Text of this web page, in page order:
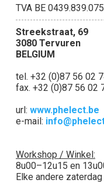
TVA BE 0439.839.075
Streekstraat, 69
3080 Tervuren
BELGIUM
tel. +32 (0)87 56 02
fax. +32 (0)87 56 02
url: www.phelect.be
e-mail:
Workshop / Winkel:
8u00–12u15 en
Elke andere